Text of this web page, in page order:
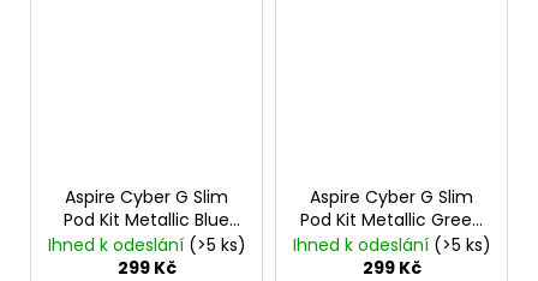
Aspire Cyber G Slim
Pod Kit Metallic Blue
Elektronická cigareta
Ihned k odeslání (>5 ks)
299 Kč
Aspire Cyber G Slim
Pod Kit Metallic Green
Elektronická cigareta
Ihned k odeslání (>5 ks)
299 Kč